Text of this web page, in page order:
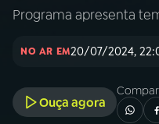
02A RÁDIO
Programa apresenta
NO AR EM20/07/2024,
Ouça agora